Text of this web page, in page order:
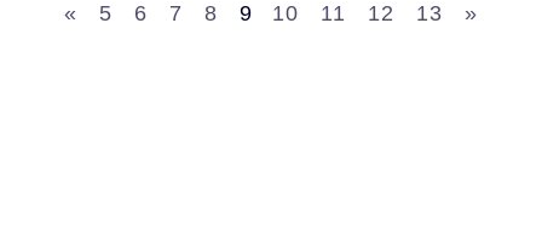
« 5 6 7 8 9 10 11 12 13 »